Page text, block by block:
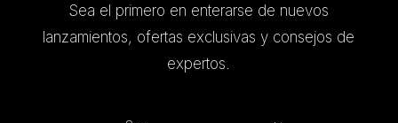
Sea el primero en enterarse de nuevos
lanzamientos, ofertas exclusivas y consejos de
expertos.